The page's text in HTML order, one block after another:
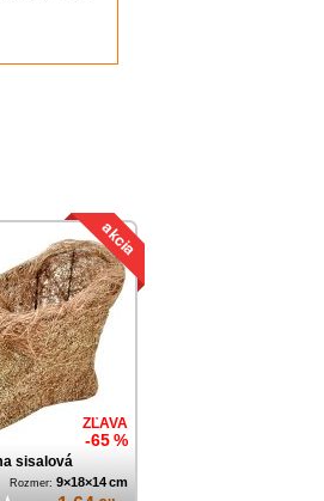
ZĽAVA
-65 %
sisalová
Rozmer: 9×18×14 cm